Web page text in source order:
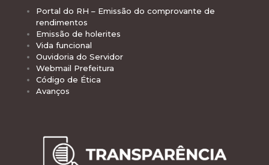
Portal do RH – Emissão do comprovante de
rendimentos
Emissão de holerites
Vida funcional
Ouvidoria do Servidor
Webmail Prefeitura
Código de Ética
Avanços